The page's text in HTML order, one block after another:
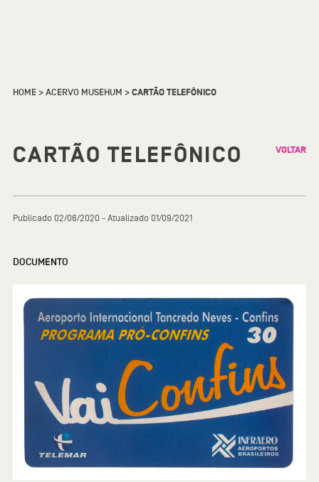
HOME>ACERVO MUSEHUM >CARTÃO TELEFÔNICO
CARTÃO TELEFÔNICO VOLTAR
Publicado 02/06/2020 - Atualizado 01/09/2021
DOCUMENTO